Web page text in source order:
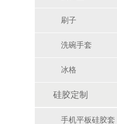
刷子
洗碗手套
冰格
硅胶定制
手机平板硅胶套